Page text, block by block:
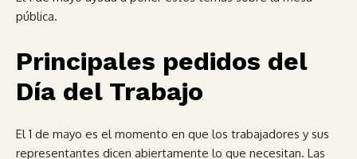
pública.
Principales pedidos del
Día del Trabajo
El 1 de mayo es el momento en que los trabajadores y sus
representantes dicen abiertamente lo que necesitan. Las